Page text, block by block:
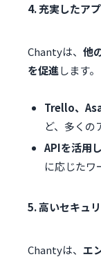
4. 充実したア
Chantyは、 他
を促進します。
Trello、
ど、多くの
APIを活用
に応じたワ
5. 高いセキュ
Chantyは、 エ